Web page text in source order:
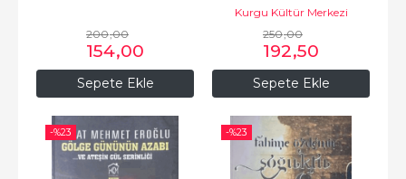
Sepete Ekle
200,00
154,00
Sepete Ekle
Kurgu Kültür Merkezi
250,00
192,50
-%23 -%23